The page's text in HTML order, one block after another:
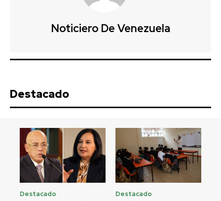
Noticiero De Venezuela
Destacado
Destacado Destacado